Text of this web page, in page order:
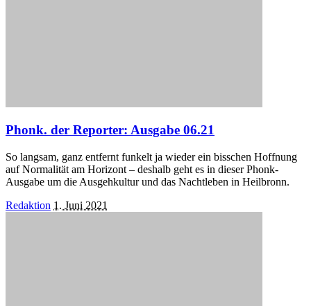
Phonk. der Reporter: Ausgabe 06.21
So langsam, ganz entfernt funkelt ja wieder ein bisschen Hoffnung
auf Normalität am Horizont – deshalb geht es in dieser Phonk-
Ausgabe um die Ausgehkultur und das Nachtleben in Heilbronn.
Posted
Redaktion 1. Juni 2021